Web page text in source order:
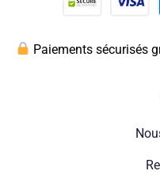
Paiements sécurisés